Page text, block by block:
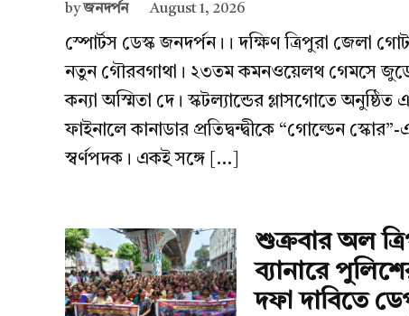
byজনদর্পন August 1, 2026
স্পোর্টস ডেস্ক জনদর্পন।। দক্ষিণ ত্রিপুরা জেলা
নতুন গৌরবগাথা। ২৩তম কমনওয়েলথ গেমসে
কন্যা অস্মিতা দে। স্কটল্যান্ডের গ্লাসগোতে
ফাইনালে কানাডার প্রতিদ্বন্দ্বীকে “গোল্ডেন
স্বর্ণপদক। একই সঙ্গে […]
শুক্রবার অল
ব্যানারে
দফা দাবিতে